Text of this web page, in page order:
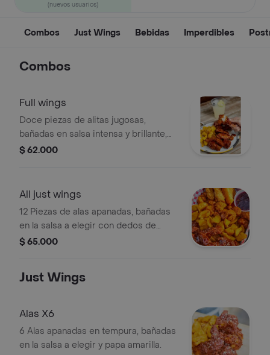
(nuevos usuarios)
Combos Just Wings Bebidas Imperdibles
Combos
Full wings
Doce piezas de alitas jugosas,
bañadas en salsa intensa y brillante,
acompañadas de papas amarillas
$ 62.000
All just wings
12 Piezas de alas apanadas, bañadas
en la salsa a elegir con dedos de
queso, chunks de pollo y porción de
$ 65.000
Just Wings
Alas X6
6 Alas apanadas en tempura, bañadas
en la salsa a elegir y papa amarilla.